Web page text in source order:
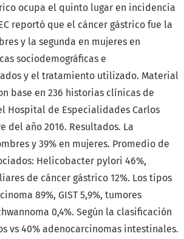
ocupa el quinto lugar en incidencia
reportó que el cáncer gástrico fue la
y la segunda en mujeres en
sociodemográficas e
y el tratamiento utilizado. Material
base en 236 historias clínicas de
Hospital de Especialidades Carlos
año 2016. Resultados. La
y 39% en mujeres. Promedio de
Helicobacter pylori 46%,
de cáncer gástrico 12%. Los tipos
89%, GIST 5,9%, tumores
0,4%. Según la clasificación
vs 40% adenocarcinomas intestinales.